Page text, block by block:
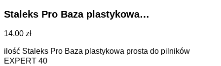
Staleks Pro Baza plastykowa…
14.00 zł
ilość Staleks Pro Baza plastykowa prosta do pilników
EXPERT 40